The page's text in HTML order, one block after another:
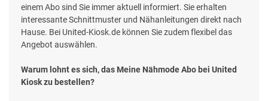
einem Abo sind Sie immer aktuell informiert. Sie erhalten
interessante Schnittmuster und Nähanleitungen direkt nach
Hause. Bei United-Kiosk.de können Sie zudem flexibel das
Angebot auswählen.
Warum lohnt es sich, das Meine Nähmode Abo bei United
Kiosk zu bestellen?